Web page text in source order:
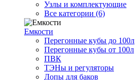
Узлы и комплектующие
Все категории (6)
Емкости
Перегонные кубы до 100л
Перегонные кубы от 100л
ПВК
ТЭНы и регуляторы
Допы для баков